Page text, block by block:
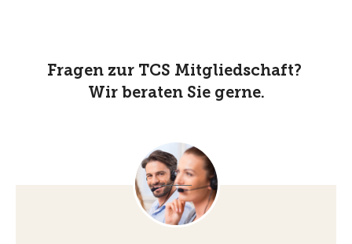
Fragen zur TCS Mitgliedschaft?
Wir beraten Sie gerne.